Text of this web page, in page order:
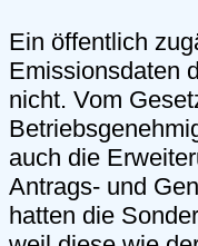
Ein öffentlich
Emissionsdaten
nicht. Vom
auch die
Antrags- und
hatten die